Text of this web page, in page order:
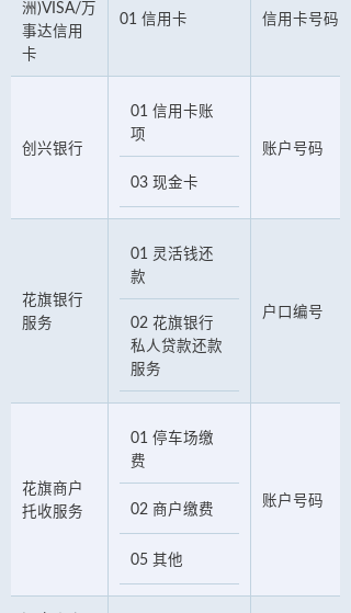
洲)VISA/万
事达信用
卡
01 信用卡 信用卡号码
创兴银行
01 信用卡账
项
03 现金卡
账户号码
花旗银行
服务
01 灵活钱还
款
02 花旗银行
私人贷款还款
服务
户口编号
花旗商户
托收服务
01 停车场缴
费
02 商户缴费
05 其他
账户号码